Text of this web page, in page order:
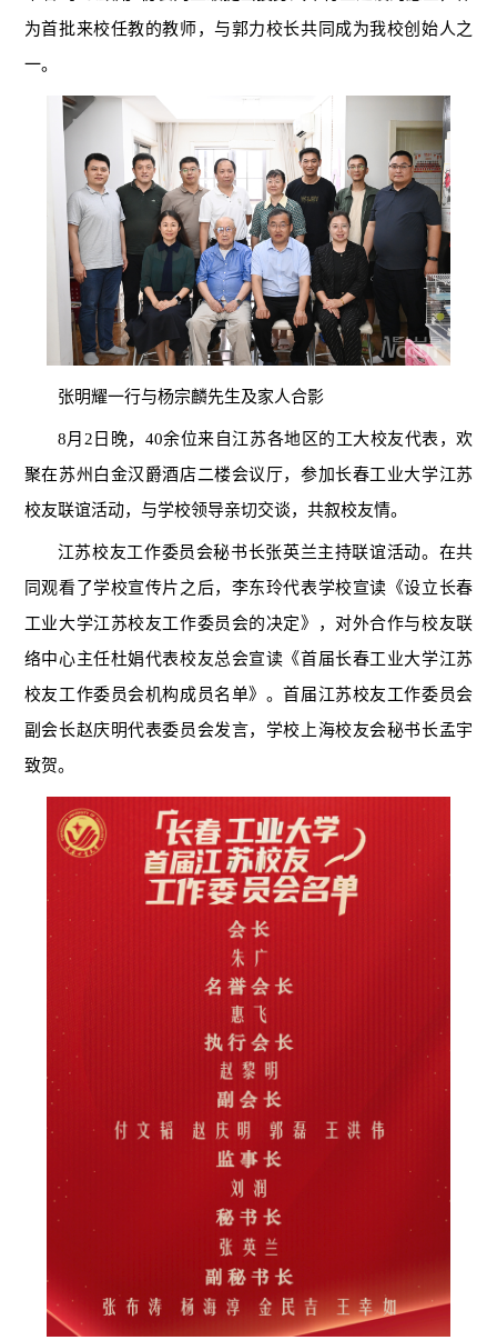
为首批来校任教的教师，与郭力校长共同成为我校创始人之
一。
张明耀一行与杨宗麟先生及家人合影
8月2日晚，40余位来自江苏各地区的工大校友代表，欢
聚在苏州白金汉爵酒店二楼会议厅，参加长春工业大学江苏
校友联谊活动，与学校领导亲切交谈，共叙校友情。
江苏校友工作委员会秘书长张英兰主持联谊活动。在共
同观看了学校宣传片之后，李东玲代表学校宣读《设立长春
工业大学江苏校友工作委员会的决定》，对外合作与校友联
络中心主任杜娟代表校友总会宣读《首届长春工业大学江苏
校友工作委员会机构成员名单》。首届江苏校友工作委员会
副会长赵庆明代表委员会发言，学校上海校友会秘书长孟宇
致贺。